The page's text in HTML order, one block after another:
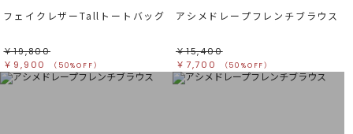
フェイクレザーTallトートバッグ
￥19,800
￥9,900
（50%OFF）
アシメドレープフレンチブラウス
￥15,400
￥7,700
（50%OFF）